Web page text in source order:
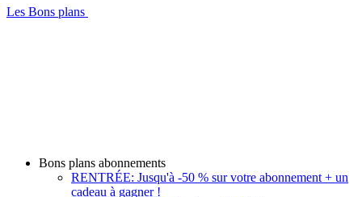
Les Bons plans
Bons plans abonnements
RENTRÉE: Jusqu'à -50 % sur votre abonnement + un
cadeau à gagner !